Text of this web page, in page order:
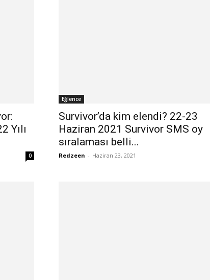
Yılı
0
Eğlence
Survivor’da kim elendi? 22-23
Haziran 2021 Survivor SMS oy
sıralaması belli...
Redzeen - Haziran 23, 2021